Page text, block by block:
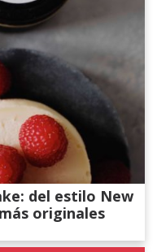
del estilo New
originales